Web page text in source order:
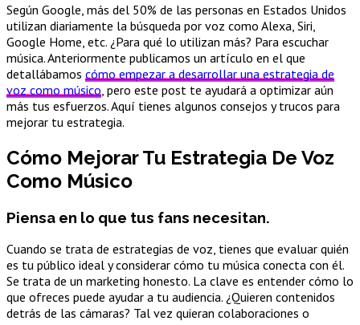
Según Google, más del 50% de las personas en Estados Unidos
utilizan diariamente la búsqueda por voz como Alexa, Siri,
Google Home, etc. ¿Para qué lo utilizan más? Para escuchar
música. Anteriormente publicamos un artículo en el que
detallábamos cómo empezar a desarrollar una estrategia de
voz como músico , pero este post te ayudará a optimizar aún
más tus esfuerzos. Aquí tienes algunos consejos y trucos para
mejorar tu estrategia.
Cómo Mejorar Tu Estrategia De Voz
Como Músico
Piensa en lo que tus fans necesitan.
Cuando se trata de estrategias de voz, tienes que evaluar quién
es tu público ideal y considerar cómo tu música conecta con él.
Se trata de un marketing honesto. La clave es entender cómo lo
que ofreces puede ayudar a tu audiencia. ¿Quieren contenidos
detrás de las cámaras? Tal vez quieran colaboraciones o